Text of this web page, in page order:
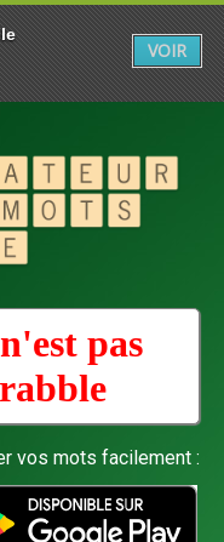
pas
vos mots facilement :
VOIR